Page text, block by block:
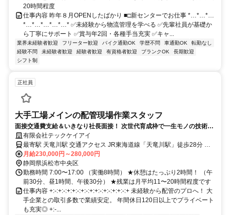
20時間程度
仕事内容 昨年８月OPENしたばかり ■□新センターでお仕事 *…*…*…
*…*…*…*…*…* ✅未経験から物流管理を学べる ✅先輩社員が基礎か
ら丁寧にサポート ✅賞与年2回・各種手当充実 ✅キャ...
業界未経験者歓迎 フリーター歓迎 バイク通勤OK 学歴不問 車通勤OK
転勤なし
経験不問
未経験者歓迎 経験者歓迎 有資格者歓迎 ブランクOK
長期歓迎
シフト制
正社員
大手工場メインの配管現場作業スタッフ
面接交通費支給＆いきなり社長面接！ 次世代育成枠で一生モノの技術を
GET◎
有限会社テックケイアイ
最寄駅 天竜川駅 交通アクセス JR東海道線「天竜川駅」徒歩28分 ★
車通勤OK ★バイク通勤OK
月給230,000円～280,000円
静岡県浜松市中央区
勤務時間 7:00〜17:00 （実働8時間） ★休憩はたっぷり2時間！ （午
前30分、昼1時間、午後30分） ★残業は月平均11〜20時間程度です
仕事内容 +:-:+:-:+:+:-:+:-:+:+:-:+:-:+:+:-:+ 未経験から配管のプロへ！ 大
手企業との取引多数で業績安定。 年間休日120日以上でプライベート
も充実◎ +:-...